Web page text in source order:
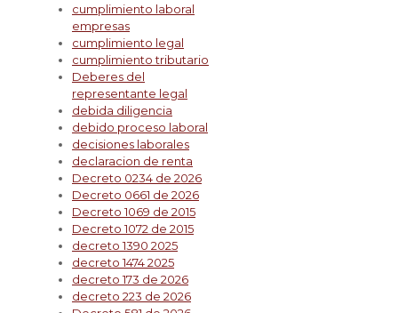
cumplimiento laboral
empresas
cumplimiento legal
cumplimiento tributario
Deberes del
representante legal
debida diligencia
debido proceso laboral
decisiones laborales
declaracion de renta
Decreto 0234 de 2026
Decreto 0661 de 2026
Decreto 1069 de 2015
Decreto 1072 de 2015
decreto 1390 2025
decreto 1474 2025
decreto 173 de 2026
decreto 223 de 2026